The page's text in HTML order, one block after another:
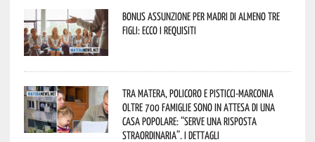
Bonus assunzione per madri di almeno tre
figli: ecco i requisiti
Tra Matera, Policoro e Pisticci-Marconia
oltre 700 famiglie sono in attesa di una
casa popolare: “serve una risposta
straordinaria”. I dettagli